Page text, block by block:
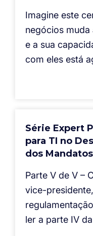
Imagine este
negócios
e a sua
com eles está
Série Expert
para TI no
dos
Parte V de V –
vice-
ler a parte IV